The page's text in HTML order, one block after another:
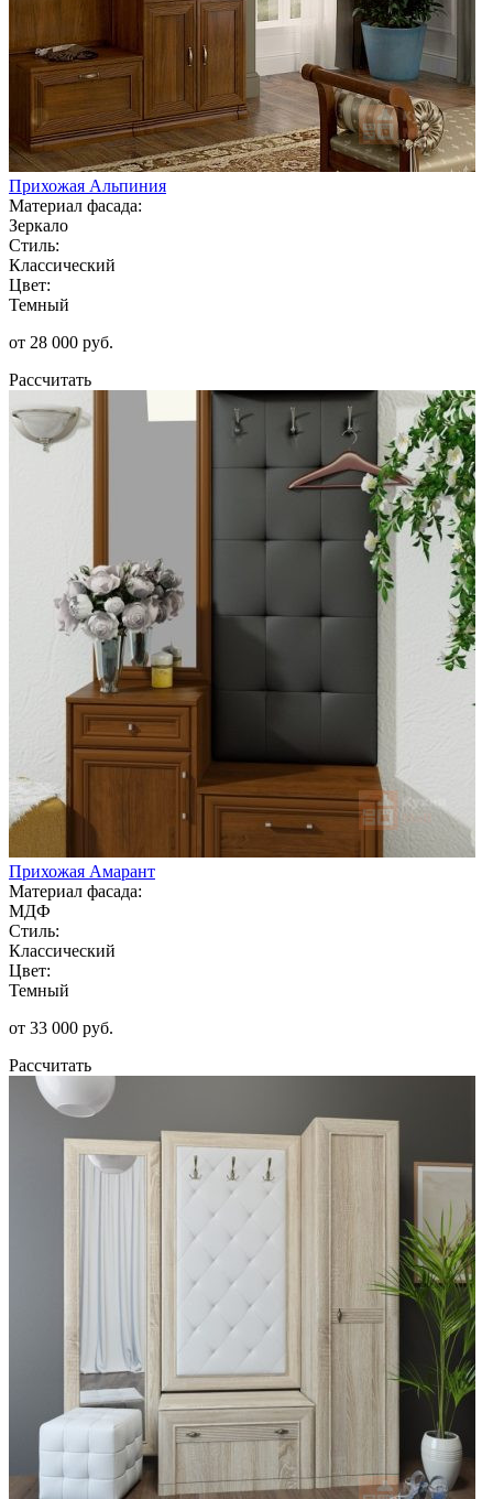
Прихожая Альпиния
Материал фасада:
Зеркало
Стиль:
Классический
Цвет:
Темный
от 28 000 руб.
Рассчитать
Прихожая Амарант
Материал фасада:
МДФ
Стиль:
Классический
Цвет:
Темный
от 33 000 руб.
Рассчитать